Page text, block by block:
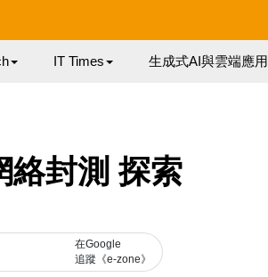
IT Times 生成式AI與雲端應用
絡封測 探索
在Google
追蹤《e-zone》